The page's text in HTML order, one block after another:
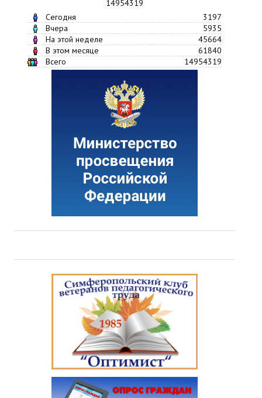
14954319
Сегодня
3197
Вчера
5935
На этой неделе
45664
В этом месяце
61840
Всего
14954319